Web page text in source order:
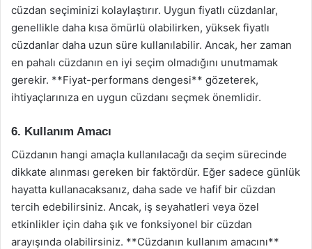
cüzdan seçiminizi kolaylaştırır. Uygun fiyatlı cüzdanlar,
genellikle daha kısa ömürlü olabilirken, yüksek fiyatlı
cüzdanlar daha uzun süre kullanılabilir. Ancak, her zaman
en pahalı cüzdanın en iyi seçim olmadığını unutmamak
gerekir. **Fiyat-performans dengesi** gözeterek,
ihtiyaçlarınıza en uygun cüzdanı seçmek önemlidir.
6. Kullanım Amacı
Cüzdanın hangi amaçla kullanılacağı da seçim sürecinde
dikkate alınması gereken bir faktördür. Eğer sadece günlük
hayatta kullanacaksanız, daha sade ve hafif bir cüzdan
tercih edebilirsiniz. Ancak, iş seyahatleri veya özel
etkinlikler için daha şık ve fonksiyonel bir cüzdan
arayışında olabilirsiniz. **Cüzdanın kullanım amacını**